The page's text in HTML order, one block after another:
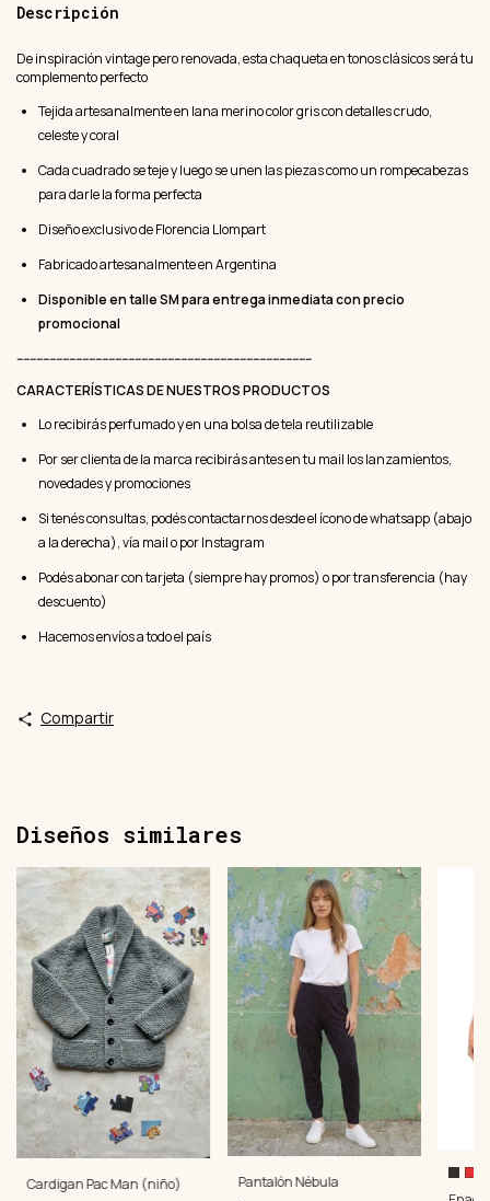
Descripción
De inspiración vintage pero renovada, esta chaqueta en tonos clásicos será tu
complemento perfecto
Tejida artesanalmente en lana merino color gris con detalles crudo,
celeste y coral
Cada cuadrado se teje y luego se unen las piezas como un rompecabezas
para darle la forma perfecta
Diseño exclusivo de Florencia Llompart
Fabricado artesanalmente en Argentina
Disponible en talle SM para entrega inmediata con precio
promocional
------------------------------------------------------------------------------------------
CARACTERÍSTICAS DE NUESTROS PRODUCTOS
Lo recibirás perfumado y en una bolsa de tela reutilizable
Por ser clienta de la marca recibirás antes en tu mail los lanzamientos,
novedades y promociones
Si tenés consultas, podés contactarnos desde el ícono de whatsapp (abajo
a la derecha), vía mail o por Instagram
Podés abonar con tarjeta (siempre hay promos) o por transferencia (hay
descuento)
Hacemos envíos a todo el país
Compartir
Diseños similares
Cardigan Pac Man (niño) Pantalón Nébula